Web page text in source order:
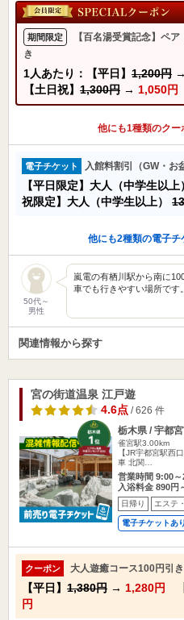
期間限定
【百名湯受賞記念】ペ
き
1人あたり：【平日】 1,200円 →
【土日祝】 1,300円 → 1,050円
他にも1種類のクー
電子チケット 入館料割引（GW・お
【平日限定】大人（中学生以上
祝限定】大人（中学生以上）
他にも2種類の電子チ
50代～
男性
嵐電の有栖川駅から南に
車でも行きやすい場所です
関連情報から探す
宮の街道温泉 江戸遊
4.6点 / 626 件
栃木県 / 宇都
雀宮駅3.00km
【JR宇都宮駅西
車 北関…
営業時間 9:00
入浴料金 890円
日帰り エステ
電子チケットあり
クーポン 大人遊癒コース100円引
【平日】 1,380円 → 1,280円
円